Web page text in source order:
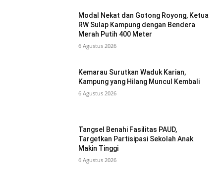
Modal Nekat dan Gotong Royong, Ketua
RW Sulap Kampung dengan Bendera
Merah Putih 400 Meter
6 Agustus 2026
Kemarau Surutkan Waduk Karian,
Kampung yang Hilang Muncul Kembali
6 Agustus 2026
Tangsel Benahi Fasilitas PAUD,
Targetkan Partisipasi Sekolah Anak
Makin Tinggi
6 Agustus 2026